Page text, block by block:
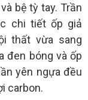
bệ tỳ tay. Trần
chi tiết ốp giả
thất vừa sang
đen bóng và ốp
yên ngựa đều
carbon.